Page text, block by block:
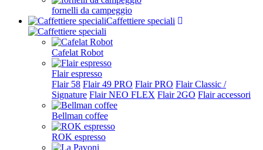
fornelli da campeggio
Caffettiere speciali
Cafelat Robot
Flair espresso
Flair 58 Flair 49 PRO Flair PRO Flair Classic /
Signature Flair NEO FLEX Flair 2GO Flair accessori
Bellman coffee
ROK espresso